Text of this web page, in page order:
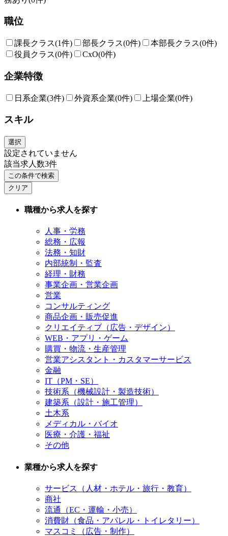
職位
課長クラス(1件) 部長クラス(0件) 本部長クラス(0件)
役員クラス(0件) CxO(0件)
企業特徴
日系企業(3件) 外資系企業(0件) 上場企業(0件)
スキル
選択
設定されていません
該当求人数3件
この条件で検索
クリア
職種から求人を探す
人事・労務
総務・広報
法務・知財
内部統制・監査
経理・財務
事業企画・営業企画
営業
コンサルティング
商品企画・販売促進
クリエイティブ（広告・デザイン）
WEB・アプリ・ゲーム
購買・物流・生産管理
営業アシスタント・カスタマーサービス
金融
IT（PM・SE）
技術系（機械設計・製造技術）
建築系（設計・施工管理）
土木系
メディカル・バイオ
医療・介護・福祉
その他
業種から求人を探す
サービス（人材・ホテル・旅行・教育）
商社
流通（EC・運輸・小売）
消費財（食品・アパレル・トイレタリー）
マスコミ（広告・制作）